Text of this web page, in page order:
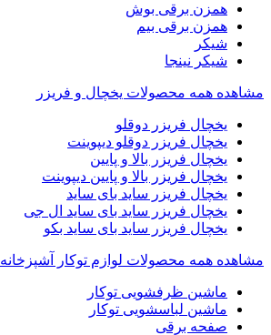
همزن برقی بوش
همزن برقی بیم
شیکر
شیکر نینجا
مشاهده همه محصولات یخچال و فریزر
یخچال فریزر دوقلو
یخچال فریزر دوقلو دیپوینت
یخچال فریزر بالا و پایین
یخچال فریزر بالا و پایین دیپوینت
یخچال فریزر ساید بای ساید
یخچال فریزر ساید بای ساید ال جی
یخچال فریزر ساید بای ساید بکو
مشاهده همه محصولات لوازم توکار آشپزخانه
ماشین ظرفشویی توکار
ماشین لباسشویی توکار
صفحه برقی